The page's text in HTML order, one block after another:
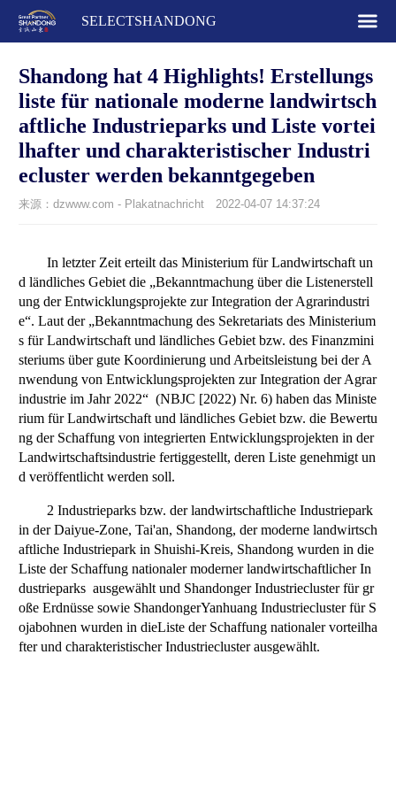
SELECTSHANDONG
Shandong hat 4 Highlights! Erstellungs
liste für nationale moderne landwirtsch
aftliche Industrieparks und Liste vortei
lhafter und charakteristischer Industri
ecluster werden bekanntgegeben
来源：dzwww.com - Plakatnachricht 2022-04-07 14:37:24
In letzter Zeit erteilt das Ministerium für Landwirtschaft un
d ländliches Gebiet die „Bekanntmachung über die Listenerstell
ung der Entwicklungsprojekte zur Integration der Agrarindustri
e“. Laut der „Bekanntmachung des Sekretariats des Ministerium
s für Landwirtschaft und ländliches Gebiet bzw. des Finanzmini
steriums über gute Koordinierung und Arbeitsleistung bei der A
nwendung von Entwicklungsprojekten zur Integration der Agrar
industrie im Jahr 2022“ (NBJC [2022) Nr. 6) haben das Ministe
rium für Landwirtschaft und ländliches Gebiet bzw. die Bewertu
ng der Schaffung von integrierten Entwicklungsprojekten in der
Landwirtschaftsindustrie fertiggestellt, deren Liste genehmigt un
d veröffentlicht werden soll.
2 Industrieparks bzw. der landwirtschaftliche Industriepark
in der Daiyue-Zone, Tai'an, Shandong, der moderne landwirtsch
aftliche Industriepark in Shuishi-Kreis, Shandong wurden in die
Liste der Schaffung nationaler moderner landwirtschaftlicher In
dustrieparks ausgewählt und Shandonger Industriecluster für gr
oße Erdnüsse sowie ShandongerYanhuang Industriecluster für S
ojabohnen wurden in dieListe der Schaffung nationaler vorteilha
fter und charakteristischer Industriecluster ausgewählt.